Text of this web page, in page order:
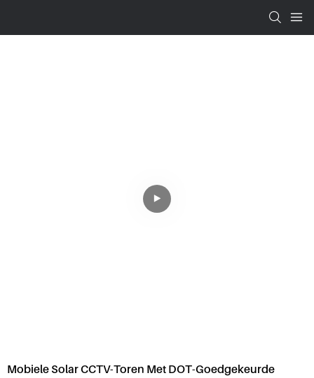
Mobiele Solar CCTV-Toren Met DOT-Goedgekeurde